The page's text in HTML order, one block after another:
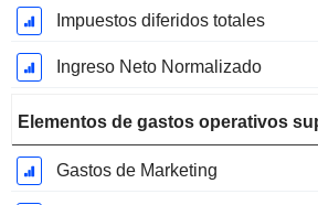
Impuestos diferidos totales
Ingreso Neto Normalizado
Elementos de gastos operativos
Gastos de Marketing